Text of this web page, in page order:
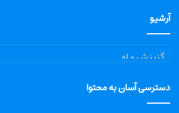
آرشیو
آرشیو
دسترسی آسان به محتوا